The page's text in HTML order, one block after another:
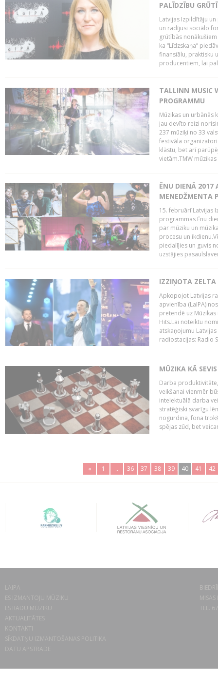
PALĪDZĪBU
Latvijas Izpildītāju
un radījusi sociālo
grūtībās
ka “Līdzskaņa”
finansiālu, praktisku
producentiem, lai
TALLINN MUSIC
PROGRAMMU
Mūzikas un urbānās
jau devīto reizi
237 mūziķi no 33
festivāla
klāstu, bet arī
vietām.TMW
ĒNU DIENĀ 2017
MENEDŽMENTA
15. februārī Latvijas
programmas Ēnu
par mūziku un
procesu un
piedalījies un guvis
uzstājies
IZZIŅOTA ZELTA
Apkopojot Latvijas
apvienība (LaIPA)
pretendē uz
Hits.Lai noteiktu
atskaņojumu
radiostacijas: Radio
MŪZIKA KĀ
Darba
veikšanai vienmēr
intelektuālā darba
stratēģiski svarīgu
nogurdina, fona
spējas zūd, bet
« 1 .. 36 37 38 39 40 41 42
LAIPA
ES IZMANTOJU MŪZIKU
ES RADU MŪZIKU
AKTUALITĀTES
KONTAKTI
SĪKDATŅU IZMANTOŠANAS POLITIKA
DATU APSTRĀDE
TEL.